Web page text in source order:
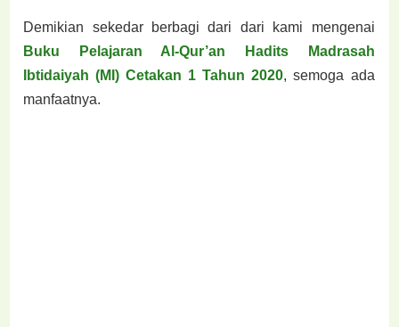
Demikian sekedar berbagi dari dari kami mengenai
Buku Pelajaran Al-Qur’an Hadits Madrasah
Ibtidaiyah (MI) Cetakan 1 Tahun 2020, semoga ada
manfaatnya.